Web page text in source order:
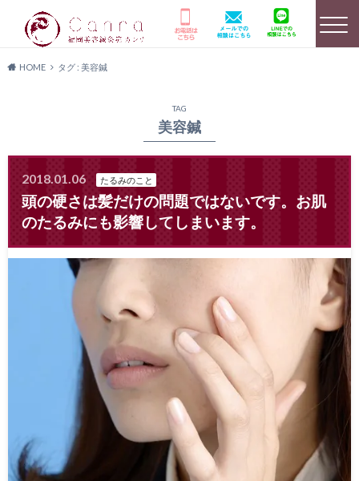
美容鍼灸詳細
店舗のご案内 よくあるご質問 キャンペーン情報
患者様の声 料金プラン
Canna1番人気メニュー
Facebook
HOME タグ : 美容鍼
TAG
美容鍼
2018.01.06 たるみのこと
頭の硬さは髪だけの問題ではないです。お肌
のたるみにも影響してしまいます。